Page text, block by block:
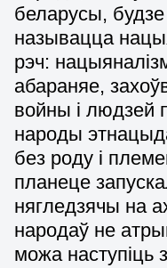
беларусы,
называцца
рэч:
абараняе,
войны і людзей
народы
без роду і
планеце
нягледзячы на
народаў не
можа наступіць